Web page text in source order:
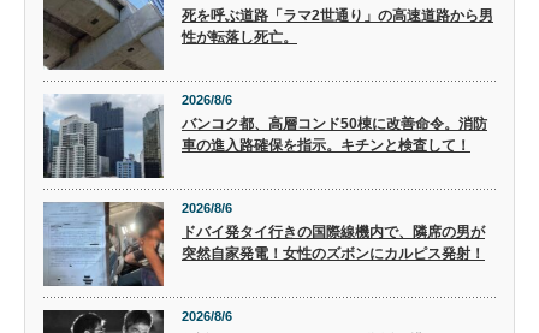
死を呼ぶ道路「ラマ2世通り」の高速道路から男
性が転落し死亡。
2026/8/6
バンコク都、高層コンド50棟に改善命令。消防
車の進入路確保を指示。キチンと検査して！
2026/8/6
ドバイ発タイ行きの国際線機内で、隣席の男が
突然自家発電！女性のズボンにカルピス発射！
2026/8/6